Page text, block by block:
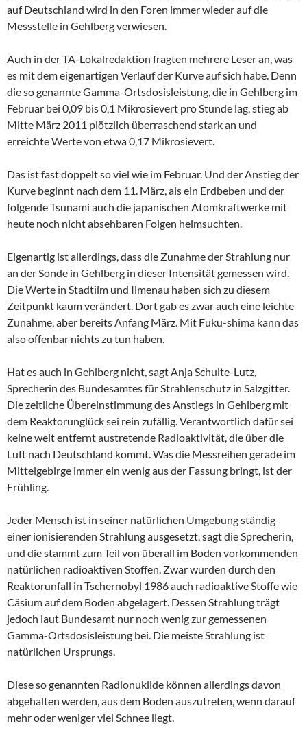
auf Deutschland wird in den Foren immer wieder auf die
Messstelle in Gehlberg verwiesen.
Auch in der TA-Lokalredaktion fragten mehrere Leser an, was
es mit dem eigenartigen Verlauf der Kurve auf sich habe. Denn
die so genannte Gamma-Ortsdosisleistung, die in Gehlberg im
Februar bei 0,09 bis 0,1 Mikrosievert pro Stunde lag, stieg ab
Mitte März 2011 plötzlich überraschend stark an und
erreichte Werte von etwa 0,17 Mikrosievert.
Das ist fast doppelt so viel wie im Februar. Und der Anstieg der
Kurve beginnt nach dem 11. März, als ein Erdbeben und der
folgende Tsunami auch die japanischen Atomkraftwerke mit
heute noch nicht absehbaren Folgen heimsuchten.
Eigenartig ist allerdings, dass die Zunahme der Strahlung nur
an der Sonde in Gehlberg in dieser Intensität gemessen wird.
Die Werte in Stadtilm und Ilmenau haben sich zu diesem
Zeitpunkt kaum verändert. Dort gab es zwar auch eine leichte
Zunahme, aber bereits Anfang März. Mit Fuku-shima kann das
also offenbar nichts zu tun haben.
Hat es auch in Gehlberg nicht, sagt Anja Schulte-Lutz,
Sprecherin des Bundesamtes für Strahlenschutz in Salzgitter.
Die zeitliche Übereinstimmung des Anstiegs in Gehlberg mit
dem Reaktorunglück sei rein zufällig. Verantwortlich dafür sei
keine weit entfernt austretende Radioaktivität, die über die
Luft nach Deutschland kommt. Was die Messreihen gerade im
Mittelgebirge immer ein wenig aus der Fassung bringt, ist der
Frühling.
Jeder Mensch ist in seiner natürlichen Umgebung ständig
einer ionisierenden Strahlung ausgesetzt, sagt die Sprecherin,
und die stammt zum Teil von überall im Boden vorkommenden
natürlichen radioaktiven Stoffen. Zwar wurden durch den
Reaktorunfall in Tschernobyl 1986 auch radioaktive Stoffe wie
Cäsium auf dem Boden abgelagert. Dessen Strahlung trägt
jedoch laut Bundesamt nur noch wenig zur gemessenen
Gamma-Ortsdosisleistung bei. Die meiste Strahlung ist
natürlichen Ursprungs.
Diese so genannten Radionuklide können allerdings davon
abgehalten werden, aus dem Boden auszutreten, wenn darauf
mehr oder weniger viel Schnee liegt.